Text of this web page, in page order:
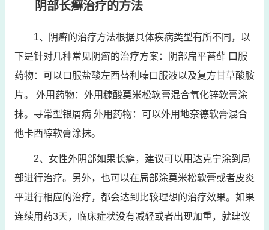
阴部长癣治疗的方法
1、阴癣的治疗方法根据具体疾病类型有所不同，以
下是针对几种常见阴癣的治疗方案：阴部扁平苔藓 口服
药物：可以口服盐酸左西替利嗪口服液以及复方甘草酸胺
片。 外用药物：外用糠酸莫米松软膏混合氧化锌软膏涂
抹。寻常型银屑病 外用药物：可以外用地奈德软膏混合
他卡西醇软膏涂抹。
2、女性外阴部如果长癣，建议可以用达克宁涂到局
部进行治疗。另外，也可以在局部涂莫米松软膏或者皮炎
平进行相应的治疗，都会达到比较理想的治疗效果。如果
连续用药3天，临床症状没有减轻或者出现加重，就建议